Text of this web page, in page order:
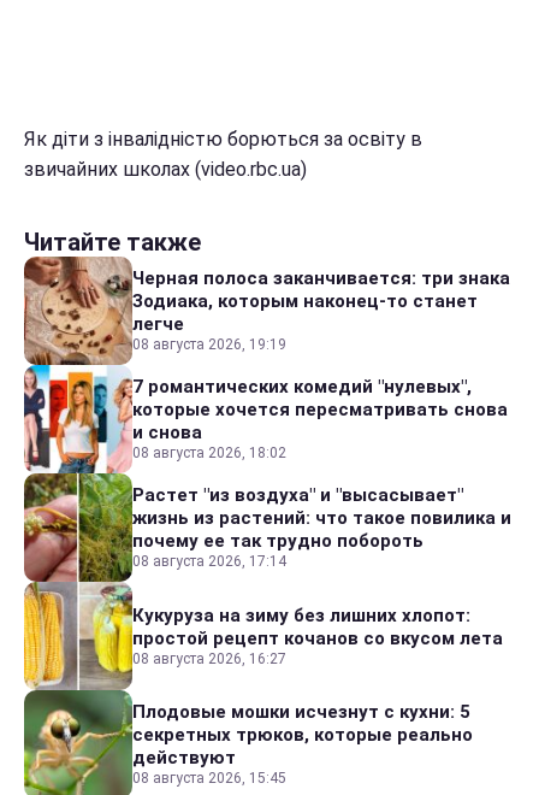
Як діти з інвалідністю борються за освіту в
звичайних школах (video.rbc.ua)
Читайте также
Черная полоса заканчивается: три знака
Зодиака, которым наконец-то станет
легче
08 августа 2026, 19:19
7 романтических комедий "нулевых",
которые хочется пересматривать снова
и снова
08 августа 2026, 18:02
Растет "из воздуха" и "высасывает"
жизнь из растений: что такое повилика и
почему ее так трудно побороть
08 августа 2026, 17:14
Кукуруза на зиму без лишних хлопот:
простой рецепт кочанов со вкусом лета
08 августа 2026, 16:27
Плодовые мошки исчезнут с кухни: 5
секретных трюков, которые реально
действуют
08 августа 2026, 15:45